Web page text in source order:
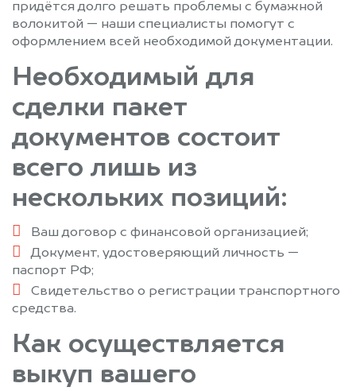
придётся долго решать проблемы с бумажной
волокитой — наши специалисты помогут с
оформлением всей необходимой документации.
Необходимый для
сделки пакет
документов состоит
всего лишь из
нескольких позиций:
Ваш договор с финансовой организацией;
Документ, удостоверяющий личность —
паспорт РФ;
Свидетельство о регистрации транспортного
средства.
Как осуществляется
выкуп вашего